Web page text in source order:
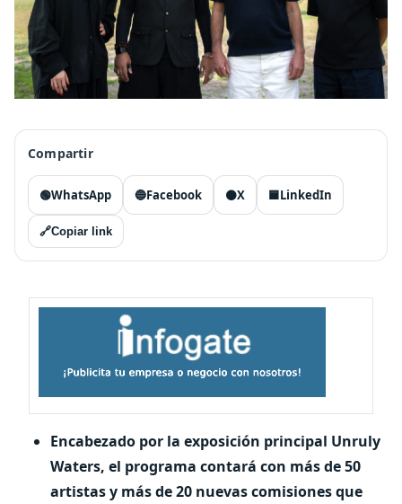
Compartir
🟢WhatsApp 🔵Facebook ⚫X 🟦LinkedIn
🔗Copiar link
Encabezado por la exposición principal Unruly
Waters, el programa contará con más de 50
artistas y más de 20 nuevas comisiones que